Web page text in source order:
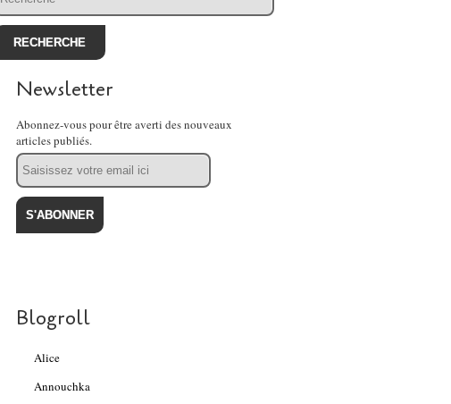
Newsletter
Abonnez-vous pour être averti des nouveaux
articles publiés.
Email
Blogroll
Alice
Annouchka